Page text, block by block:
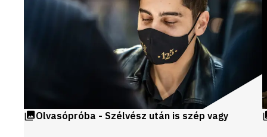
Olvasópróba - Szélvész után is szép vagy